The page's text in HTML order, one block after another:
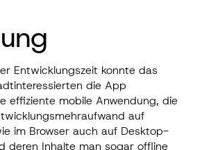
Entwicklungszeit konnte das
die App
effiziente mobile Anwendung, die
auf
im Browser auch auf Desktop-
deren Inhalte man sogar offline